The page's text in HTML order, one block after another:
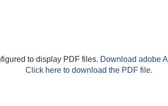
to display PDF files. Download adobe
Click here to download the PDF file.